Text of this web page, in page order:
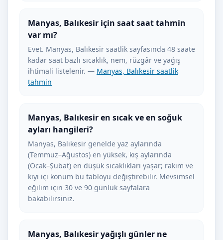
Manyas, Balıkesir için saat saat tahmin
var mı?
Evet. Manyas, Balıkesir saatlik sayfasında 48 saate
kadar saat bazlı sıcaklık, nem, rüzgâr ve yağış
ihtimali listelenir. — Manyas, Balıkesir saatlik
tahmin
Manyas, Balıkesir en sıcak ve en soğuk
ayları hangileri?
Manyas, Balıkesir genelde yaz aylarında
(Temmuz–Ağustos) en yüksek, kış aylarında
(Ocak–Şubat) en düşük sıcaklıkları yaşar; rakım ve
kıyı içi konum bu tabloyu değiştirebilir. Mevsimsel
eğilim için 30 ve 90 günlük sayfalara
bakabilirsiniz.
Manyas, Balıkesir yağışlı günler ne